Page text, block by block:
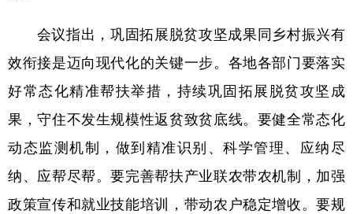
会议指出，巩固拓展脱贫攻坚成果同乡村振兴有
效衔接是迈向现代化的关键一步。各地各部门要落实
好常态化精准帮扶举措，持续巩固拓展脱贫攻坚成
果，守住不发生规模性返贫致贫底线。要健全常态化
动态监测机制，做到精准识别、科学管理、应纳尽
纳、应帮尽帮。要完善帮扶产业联农带农机制，加强
政策宣传和就业技能培训，带动农户稳定增收。要规